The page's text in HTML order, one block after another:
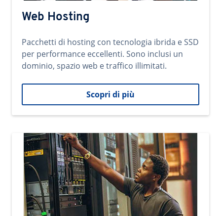
Web Hosting
Pacchetti di hosting con tecnologia ibrida e SSD
per performance eccellenti. Sono inclusi un
dominio, spazio web e traffico illimitati.
Scopri di più